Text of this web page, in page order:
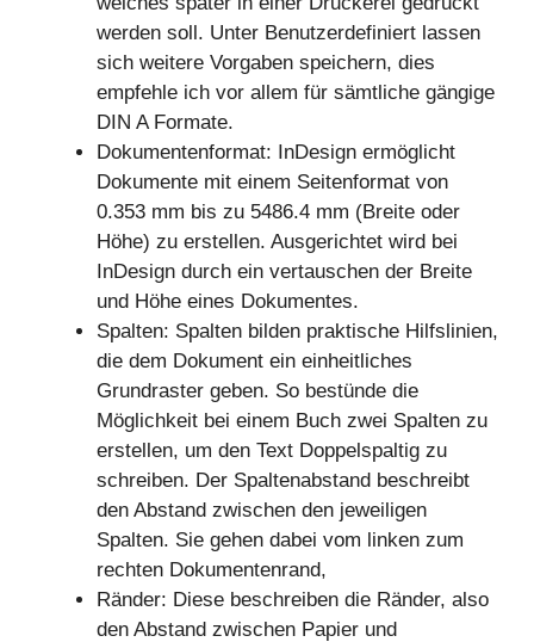
werden soll. Unter Benutzerdefiniert lassen
sich weitere Vorgaben speichern, dies
empfehle ich vor allem für sämtliche gängige
DIN A Formate.
Dokumentenformat: InDesign ermöglicht
Dokumente mit einem Seitenformat von
0.353 mm bis zu 5486.4 mm (Breite oder
Höhe) zu erstellen. Ausgerichtet wird bei
InDesign durch ein vertauschen der Breite
und Höhe eines Dokumentes.
Spalten: Spalten bilden praktische Hilfslinien,
die dem Dokument ein einheitliches
Grundraster geben. So bestünde die
Möglichkeit bei einem Buch zwei Spalten zu
erstellen, um den Text Doppelspaltig zu
schreiben. Der Spaltenabstand beschreibt
den Abstand zwischen den jeweiligen
Spalten. Sie gehen dabei vom linken zum
rechten Dokumentenrand,
Ränder: Diese beschreiben die Ränder, also
den Abstand zwischen Papier und